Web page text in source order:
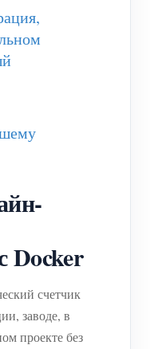
Docker
счетчик
заводе, в
проекте без